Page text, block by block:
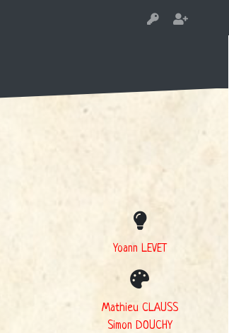
Yoann LEVET
Mathieu CLAUSS
Simon DOUCHY